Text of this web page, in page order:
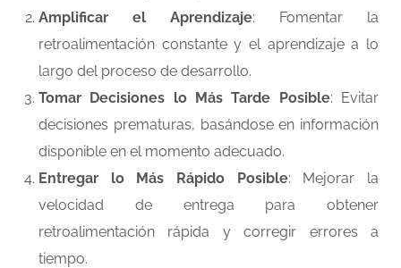
Amplificar el Aprendizaje: Fomentar la
retroalimentación constante y el aprendizaje a lo
largo del proceso de desarrollo.
Tomar Decisiones lo Más Tarde Posible: Evitar
decisiones prematuras, basándose en información
disponible en el momento adecuado.
Entregar lo Más Rápido Posible: Mejorar la
velocidad de entrega para obtener
retroalimentación rápida y corregir errores a
tiempo.